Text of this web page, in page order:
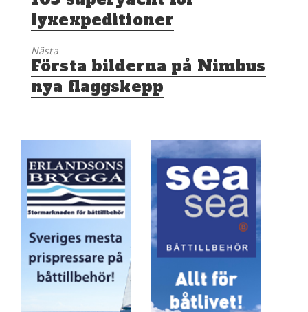
inlägg:
lyxexpeditioner
Nästa
Nästa
inlägg:
Första bilderna på Nimbus
nya flaggskepp